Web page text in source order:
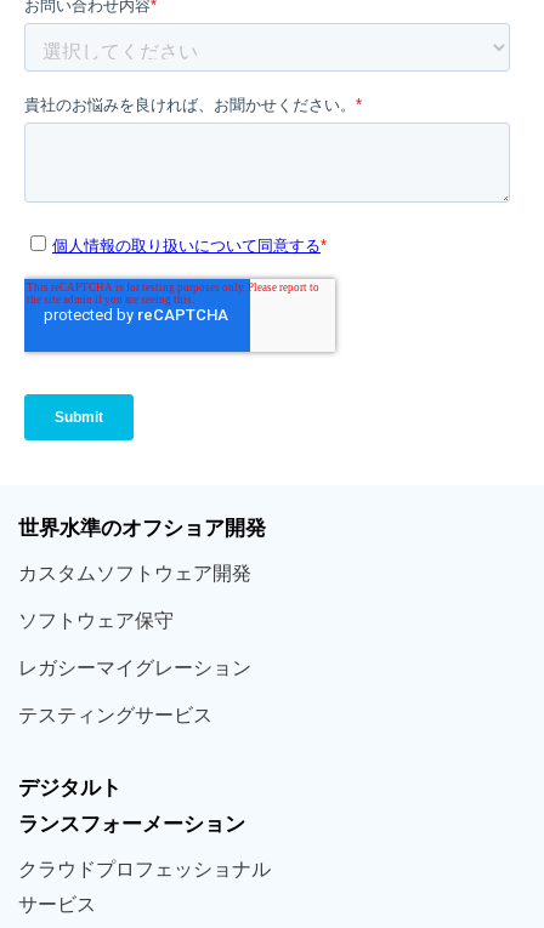
世界水準のオフショア開発
カスタム ソフトウェア開発
ソフト ウェア保守
レガシーマイグレーション
テスティングサービス
デジタルト
ランスフォーメーション
クラウドプロフェッショナル
サービス